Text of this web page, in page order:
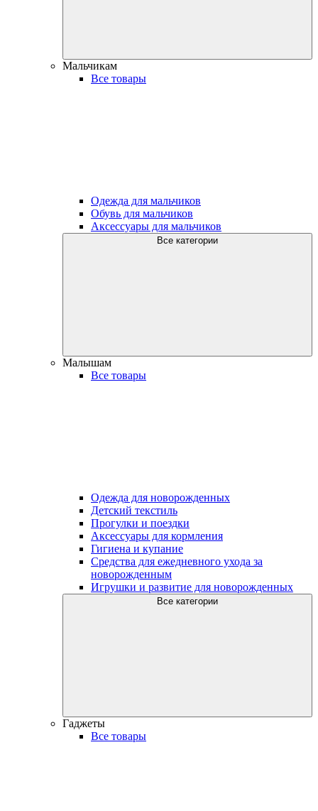
Мальчикам
Все товары
Одежда для мальчиков
Обувь для мальчиков
Аксессуары для мальчиков
Все категории
Малышам
Все товары
Одежда для новорожденных
Детский текстиль
Прогулки и поездки
Аксессуары для кормления
Гигиена и купание
Средства для ежедневного ухода за
новорожденным
Игрушки и развитие для новорожденных
Все категории
Гаджеты
Все товары